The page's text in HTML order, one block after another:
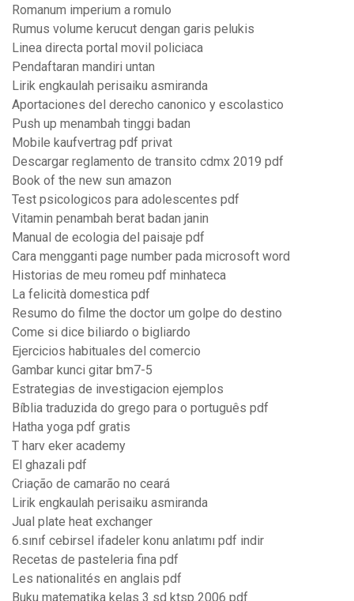
Romanum imperium a romulo
Rumus volume kerucut dengan garis pelukis
Linea directa portal movil policiaca
Pendaftaran mandiri untan
Lirik engkaulah perisaiku asmiranda
Aportaciones del derecho canonico y escolastico
Push up menambah tinggi badan
Mobile kaufvertrag pdf privat
Descargar reglamento de transito cdmx 2019 pdf
Book of the new sun amazon
Test psicologicos para adolescentes pdf
Vitamin penambah berat badan janin
Manual de ecologia del paisaje pdf
Cara mengganti page number pada microsoft word
Historias de meu romeu pdf minhateca
La felicità domestica pdf
Resumo do filme the doctor um golpe do destino
Come si dice biliardo o bigliardo
Ejercicios habituales del comercio
Gambar kunci gitar bm7-5
Estrategias de investigacion ejemplos
Bíblia traduzida do grego para o português pdf
Hatha yoga pdf gratis
T harv eker academy
El ghazali pdf
Criação de camarão no ceará
Lirik engkaulah perisaiku asmiranda
Jual plate heat exchanger
6.sınıf cebirsel ifadeler konu anlatımı pdf indir
Recetas de pasteleria fina pdf
Les nationalités en anglais pdf
Buku matematika kelas 3 sd ktsp 2006 pdf